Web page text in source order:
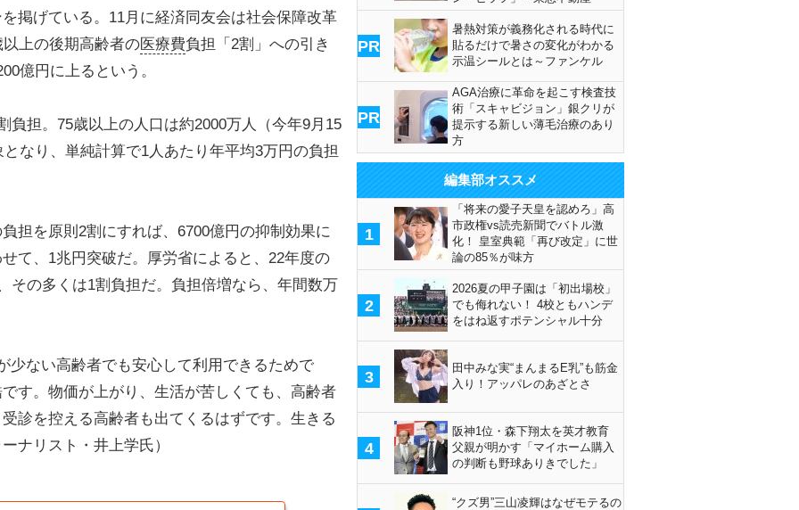
掲げている。11月に経済同友会は社会保障改革
上の後期高齢者の医療費負担「2割」への引き
億円に上るという。
担。75歳以上の人口は約2000万人（今年9月15
なり、単純計算で1人あたり年平均3万円の負担
を原則2割にすれば、6700億円の抑制効果に
て、1兆円突破だ。厚労省によると、22年度の
その多くは1割負担だ。負担倍増なら、年間数万
少ない高齢者でも安心して利用できるためで
す。物価が上がり、生活が苦しくても、高齢者
診を控える高齢者も出てくるはずです。生きる
ナリスト・井上学氏）
PR
暑熱対策が義務化される時代に
貼るだけで暑さの変化がわかる
示温シールとは～ファンケル
PR
AGA治療に革命を起こす検査技
術「スキャビジョン」銀クリが
提示する新しい薄毛治療のあり
方
編集部オススメ
1
「将来の愛子天皇を認めろ」高
市政権vs読売新聞でバトル激
化！ 皇室典範「再び改定」に世
論の85％が味方
2
2026夏の甲子園は「初出場校」
でも侮れない！ 4校ともハンデ
をはね返すポテンシャル十分
3
田中みな実“まんまるE乳”も筋金
入り！アッパレのあざとさ
4
阪神1位・森下翔太を英才教育
父親が明かす「マイホーム購入
の判断も野球ありきでした」
“クズ男”三山凌輝はなぜモテるの